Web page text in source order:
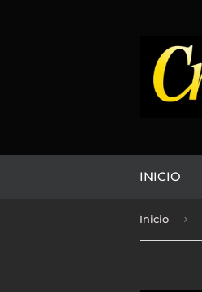
INICIO
Inicio ›